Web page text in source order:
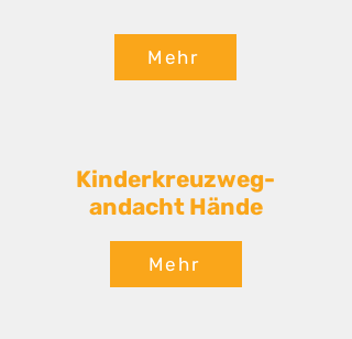
Mehr
Kinderkreuzweg-
andacht Hände
Mehr